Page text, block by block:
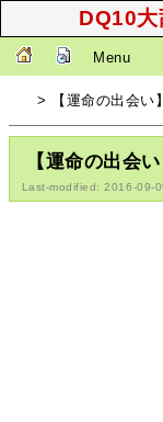
DQ10
Menu
> 【運命の出会い】
【運命の出会い
Last-modified: 2016-09-